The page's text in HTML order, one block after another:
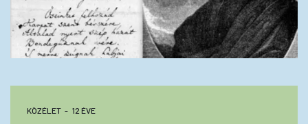
KÖZÉLET 12 ÉVE